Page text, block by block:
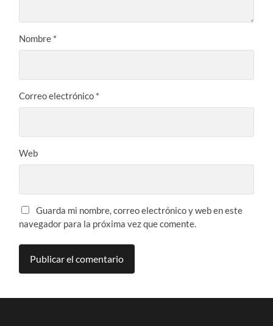
Nombre *
Correo electrónico *
Web
Guarda mi nombre, correo electrónico y web en este
navegador para la próxima vez que comente.